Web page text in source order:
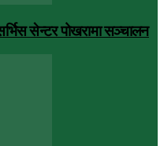
सेन्टर पोखरामा सञ्चालन